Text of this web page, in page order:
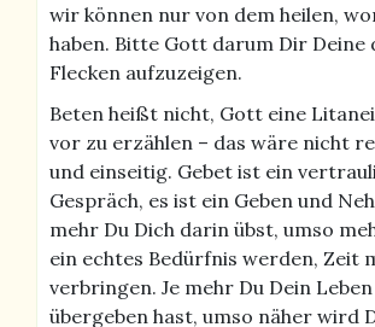
wir können nur von dem heilen,
haben. Bitte Gott darum Dir Deine
Flecken aufzuzeigen.
Beten heißt nicht, Gott eine
vor zu erzählen – das wäre nicht
und einseitig. Gebet ist ein
Gespräch, es ist ein Geben und
mehr Du Dich darin übst, umso
ein echtes Bedürfnis werden, Zeit
verbringen. Je mehr Du Dein Leben
übergeben hast, umso näher wird